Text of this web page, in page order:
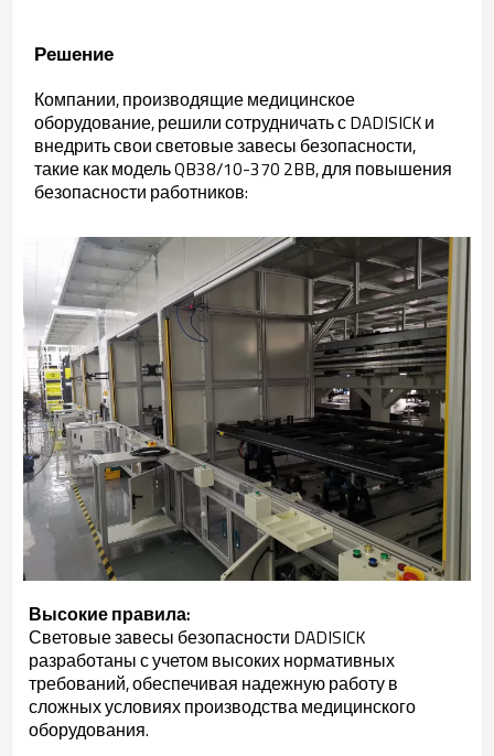
Решение
Компании, производящие медицинское
оборудование, решили сотрудничать с DADISICK и
внедрить свои световые завесы безопасности,
такие как модель QB38/10-370 2BB, для повышения
безопасности работников:
Высокие правила:
Световые завесы безопасности DADISICK
разработаны с учетом высоких нормативных
требований, обеспечивая надежную работу в
сложных условиях производства медицинского
оборудования.